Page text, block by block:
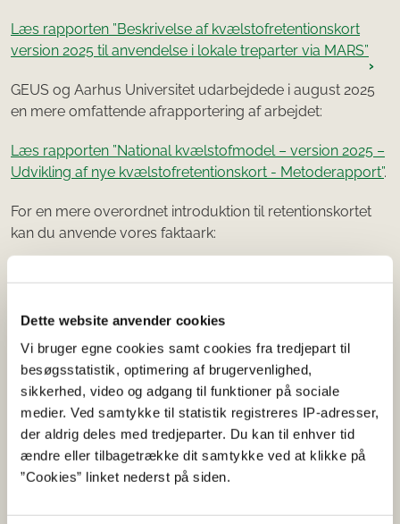
Dette website anvender cookies
Vi bruger egne cookies samt cookies fra tredjepart til
besøgsstatistik, optimering af brugervenlighed,
sikkerhed, video og adgang til funktioner på sociale
medier. Ved samtykke til statistik registreres IP-adresser,
der aldrig deles med tredjeparter. Du kan til enhver tid
ændre eller tilbagetrække dit samtykke ved at klikke på
”Cookies” linket nederst på siden.
Læs rapporten ”Beskrivelse afkvælstofretentionskort
version 2025 tilanvendelse i lokale treparter via MARS”
GEUS og Aarhus Universitet udarbejdede i august 2025
en mere omfattende afrapportering af arbejdet:
Læs rapporten ”National kvælstofmodel – version 2025 –
Udvikling af nye kvælstofretentionskort - Metoderapport”.
For en mere overordnet introduktion til retentionskortet
kan du anvende vores faktaark:
Opdateringen i maj 2026 er beskrevet i
med nye vådområder, lavbundsprojekter,
minivådområder samt små søer”.
Hvornår bliver kortet opdateret
næste gang?
Retentionskortet er senest opdateret af GEUS i maj 2026